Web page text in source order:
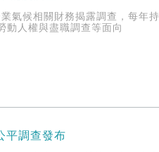
氣候相關財務揭露調查，每年
動人權與盡職調查等面向
平調查發布